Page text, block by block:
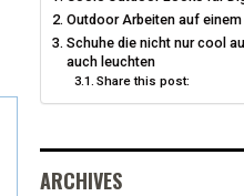
Outdoor Arbeiten auf einem
Schuhe die nicht nur cool
auch leuchten
Share this post:
ARCHIVES